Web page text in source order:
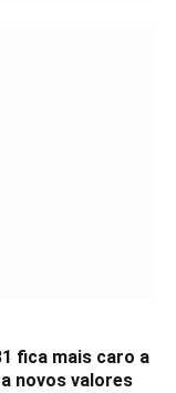
fica mais caro a
novos valores